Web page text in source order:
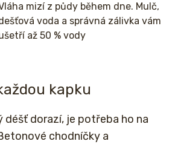
mizí z půdy během dne. Mulč,
voda a správná zálivka vám
až 50 % vody
kapku
déšť dorazí, je potřeba ho na
chodníčky a